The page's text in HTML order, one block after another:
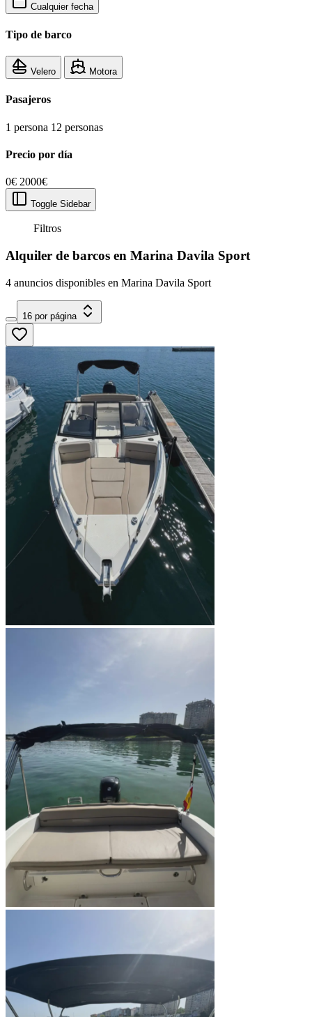
Cualquier fecha
Tipo de barco
Velero Motora
Pasajeros
1 persona 12 personas
Precio por día
0€ 2000€
Toggle Sidebar
Filtros
Alquiler de barcos en Marina Davila Sport
4 anuncios disponibles en Marina Davila Sport
16 por página